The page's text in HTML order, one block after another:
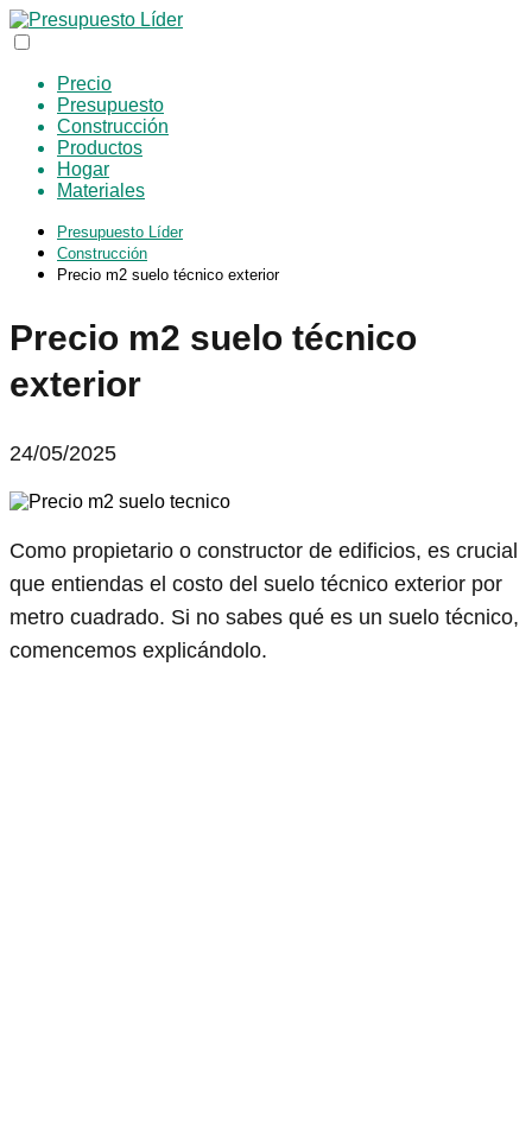
Precio
Presupuesto
Construcción
Productos
Hogar
Materiales
Presupuesto Líder
Construcción
Precio m2 suelo técnico exterior
Precio m2 suelo técnico
exterior
24/05/2025
Como propietario o constructor de edificios, es crucial
que entiendas el costo del suelo técnico exterior por
metro cuadrado. Si no sabes qué es un suelo técnico,
comencemos explicándolo.